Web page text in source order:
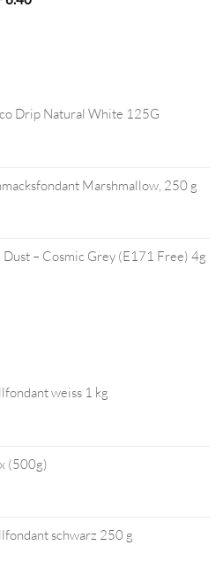
Drip Natural White 125G
Marshmallow, 250 g
– Cosmic Grey (E171 Free) 4g
weiss 1 kg
(500g)
schwarz 250 g